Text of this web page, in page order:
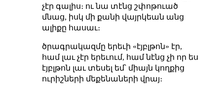
չէր գալիս։ ու նա տէնց շփոթուած
մնաց, իսկ մի քանի վայրկեան անց
ալիքը հասաւ։
ծրագրակազմը երեւի «էյբլթոն» էր,
համ լաւ չէր երեւում, համ նէնց չի որ ես
էյբլթոն լաւ տեսել եմ՝ միայն կողքից
ուրիշների մեքենաների վրայ։